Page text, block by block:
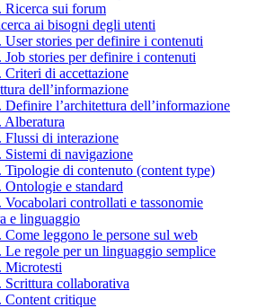
Ricerca sui forum
ai bisogni degli utenti
User stories per definire i contenuti
Job stories per definire i contenuti
Criteri di accettazione
dell’informazione
Definire l’architettura dell’informazione
Alberatura
Flussi di interazione
Sistemi di navigazione
Tipologie di contenuto (content type)
Ontologie e standard
Vocabolari controllati e tassonomie
e linguaggio
Come leggono le persone sul web
Le regole per un linguaggio semplice
Microtesti
Scrittura collaborativa
Content critique